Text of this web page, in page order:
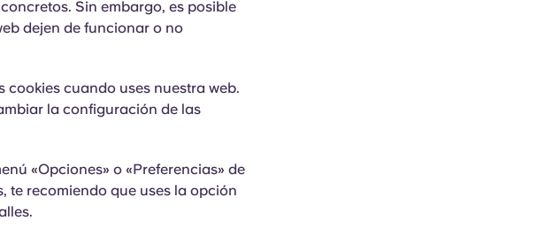
Sin embargo, es posible
dejen de funcionar o no
cookies cuando uses nuestra web.
la configuración de las
«Opciones» o «Preferencias» de
te recomiendo que uses la opción